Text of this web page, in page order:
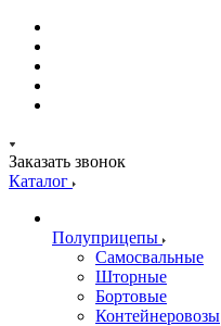
Заказать звонок
Каталог
Полуприцепы
Самосвальные
Шторные
Бортовые
Контейнеровозы